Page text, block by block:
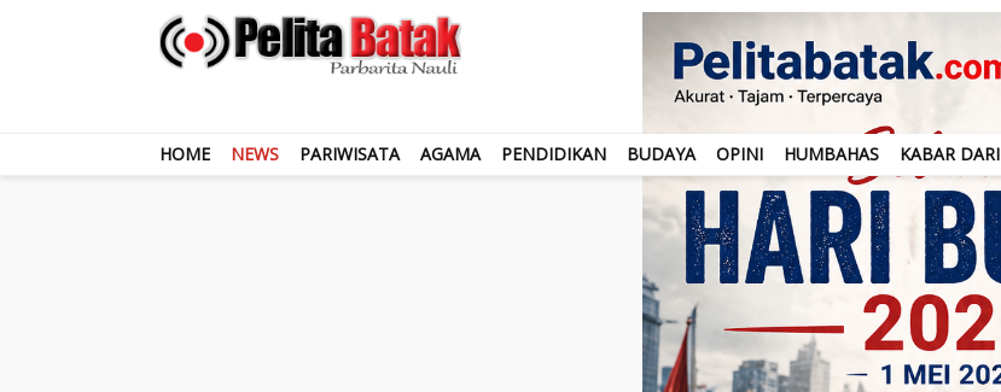
HOME NEWS PARIWISATA AGAMA PENDIDIKAN BUDAYA OPINI HUMBAHAS KABAR